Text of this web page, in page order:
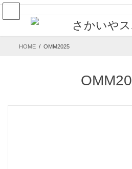
コ
ン
テ
ナ
ビ
ゲ
HOME OMM2025